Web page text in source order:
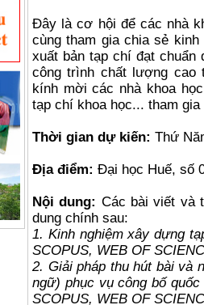
Đây là cơ hội để các nhà
cùng tham gia chia sẻ
xuất bản tạp chí đạt chuẩn
công trình chất lượng
kính mời các nhà khoa
tạp chí khoa học... tham
Thời gian dự kiến: Thứ
Địa điểm: Đại học Huế, số
Nội dung: Các bài viết và
dung chính sau:
1. Kinh nghiệm xây dựng
SCOPUS, WEB OF
2. Giải pháp thu hút bài và
ngữ) phục vụ công bố
SCOPUS, WEB OF